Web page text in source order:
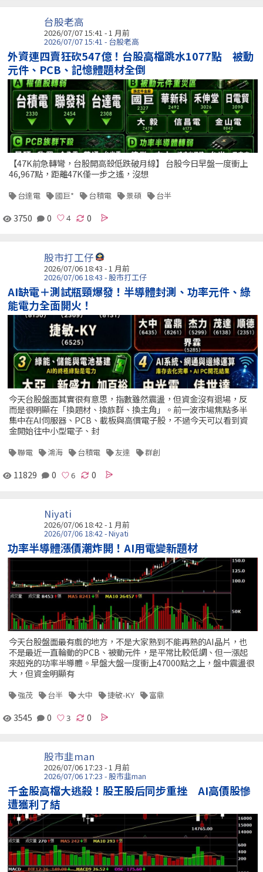
台股老高
2026/07/07 15:41 - 1 月前
2026/07/07 15:41 - 台股老高
外資連四賣狂砍547億！台股高檔跳水1077點 被動
元件、PCB、記憶體題材全倒
【47K前急轉彎，台股開高殺低跌破月線】 台股今日早盤一度衝上
46,967點，距離47K僅一步之遙，沒想
台達電 國巨* 台積電 景碩 台半
3750 0 0
股市打工仔
2026/07/06 18:43 - 1 月前
2026/07/06 18:43 - 股市打工仔
AI缺電＋測試瓶頸爆發！半導體封測、功率元件、綠
能電力全面開火！
今天台股盤面其實很有意思，指數雖然震盪，但資金沒有退場，反
而是很明顯在「換題材、換族群、換主角」。前一波市場焦點多半
集中在AI伺服器、PCB、載板與高價電子股，不過今天可以看到資
金開始往中小型電子、封
聯電 鴻海 台積電 友達 群創
11829 0 0
Niyati
2026/07/06 18:42 - 1 月前
2026/07/06 18:42 - Niyati
功率半導體漲價潮炸開！AI用電變新題材
今天台股盤面最有戲的地方，不是大家熟到不能再熟的AI晶片，也
不是最近一直輪動的PCB、被動元件，是平常比較低調、但一漲起
來超兇的功率半導體。早盤大盤一度衝上47000點之上，盤中震盪很
大，但資金明顯有
強茂 台半 大中 捷敏-KY 富鼎
3545 0 0
股市韭man
2026/07/06 17:23 - 1 月前
2026/07/06 17:23 - 股市韭man
千金股高檔大逃殺！股王股后同步重挫 AI高價股慘
遭獲利了結